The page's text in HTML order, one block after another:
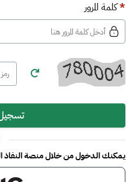
*كلمة المرور
يمكنك الدخول من خلال منصة النفاذ